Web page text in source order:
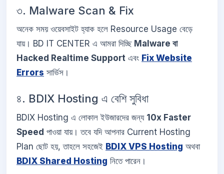
৩. Malware Scan & Fix
অনেক সময় ওয়েবসাইট হ্যাক হলে Resource Usage বেড়ে
যায়। BD IT CENTER এ আমরা দিচ্ছি Malware বা
Hacked Realtime Support এবং Fix Website
Errors সার্ভিস।
৪. BDIX Hosting এ বেশি সুবিধা
BDIX Hosting এ লোকাল ইউজারদের জন্য 10x Faster
Speed পাওয়া যায়। তবে যদি আপনার Current Hosting
Plan ছোট হয়, তাহলে সহজেই BDIX VPS Hosting অথবা
BDIX Shared Hosting নিতে পারেন।